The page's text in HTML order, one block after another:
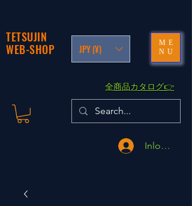
TETSUJIN
WEB-SHOP
JPY (¥)
ME
NU
​全商品カタログ👉
Inloggen